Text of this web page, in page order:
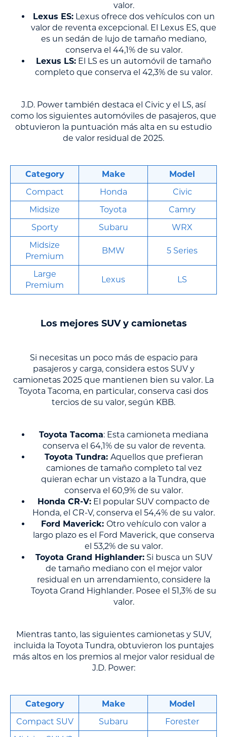
valor.
Lexus ES:Lexus ofrece dos vehículos con un
valor de reventa excepcional. El Lexus ES, que
es un sedán de lujo de tamaño mediano,
conserva el 44,1% de su valor.
Lexus LS: El LS es un automóvil de tamaño
completo que conserva el 42,3% de su valor.
J.D. Power también destaca el Civic y el LS, así
como los siguientes automóviles de pasajeros, que
obtuvieron la puntuación más alta en su estudio
de valor residual de 2025.
Category Make
Model
Compact
Honda
Civic
Midsize
Toyota
Camry
Sporty
Subaru
WRX
Midsize
Premium
BMW 5 Series
Large
Premium
Lexus LS
Los mejores SUV y camionetas
Si necesitas un poco más de espacio para
pasajeros y carga, considera estos SUV y
camionetas 2025 que mantienen bien su valor. La
Toyota Tacoma, en particular, conserva casi dos
tercios de su valor, según KBB.
Toyota Tacoma: Esta camioneta mediana
conserva el 64,1% de su valor de reventa.
Toyota Tundra: Aquellos que prefieran
camiones de tamaño completo tal vez
quieran echar un vistazo a la Tundra, que
conserva el 60,9% de su valor.
Honda CR-V: El popular SUV compacto de
Honda, el CR-V, conserva el 54,4% de su valor.
Ford Maverick: Otro vehículo con valor a
largo plazo es el Ford Maverick, que conserva
el 53,2% de su valor.
Toyota Grand Highlander:Si busca un SUV
de tamaño mediano con el mejor valor
residual en un arrendamiento, considere la
Toyota Grand Highlander. Posee el 51,3% de su
valor.
Mientras tanto, las siguientes camionetas y SUV,
incluida la Toyota Tundra, obtuvieron los puntajes
más altos en los premios al mejor valor residual de
J.D. Power:
Category Make
Model
Compact SUV
Subaru
Forester